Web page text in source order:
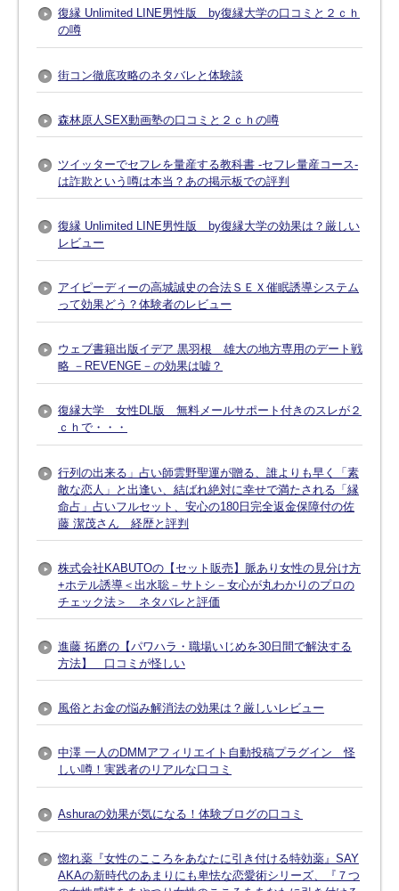
復縁 Unlimited LINE男性版 by復縁大学の口コミと２ｃｈ
の噂
街コン徹底攻略のネタバレと体験談
森林原人SEX動画塾の口コミと２ｃｈの噂
ツイッターでセフレを量産する教科書 -セフレ量産コース-
は詐欺という噂は本当？あの掲示板での評判
復縁 Unlimited LINE男性版 by復縁大学の効果は？厳しい
レビュー
アイピーディーの高城誠史の合法ＳＥＸ催眠誘導システム
って効果どう？体験者のレビュー
ウェブ書籍出版イデア 黒羽根 雄大の地方専用のデート戦
略 －REVENGE－の効果は嘘？
復縁大学 女性DL版 無料メールサポート付きのスレが２
ｃｈで・・・
行列の出来る」占い師雲野聖運が贈る、誰よりも早く「素
敵な恋人」と出逢い、結ばれ絶対に幸せで満たされる「縁
命占」占いフルセット、安心の180日完全返金保障付の佐
藤 潔茂さん 経歴と評判
株式会社KABUTOの【セット販売】脈あり女性の見分け方
+ホテル誘導＜出水聡－サトシ－女心が丸わかりのプロの
チェック法＞ ネタバレと評価
進藤 拓磨の【パワハラ・職場いじめを30日間で解決する
方法】 口コミが怪しい
風俗とお金の悩み解消法の効果は？厳しいレビュー
中澤 一人のDMMアフィリエイト自動投稿プラグイン 怪
しい噂！実践者のリアルな口コミ
Ashuraの効果が気になる！体験ブログの口コミ
惚れ薬『女性のこころをあなたに引き付ける特効薬』SAY
AKAの新時代のあまりにも卑怯な恋愛術シリーズ、『７つ